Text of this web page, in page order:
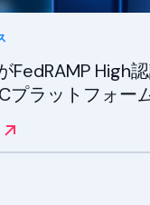
FedRAMP High
プラットフォー